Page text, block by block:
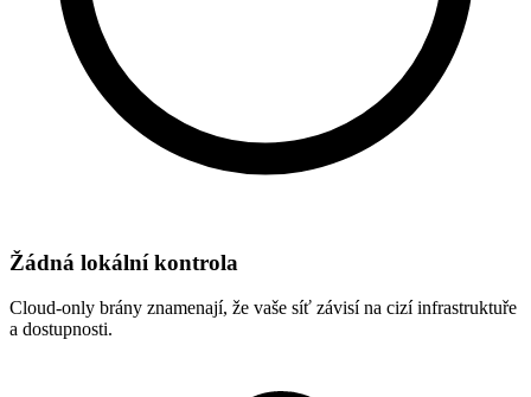
Žádná lokální kontrola
Cloud-only brány znamenají, že vaše síť závisí na cizí infrastruktuře
a dostupnosti.